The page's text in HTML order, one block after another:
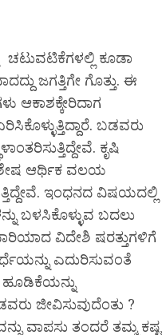
ಚಟುವಟಿಕೆಗಳಲ್ಲಿ ಕೂಡಾ
ಜಗತ್ತಿಗೇ ಗೊತ್ತು. ಈ
ಆಕಾಶಕ್ಕೇರಿದಾಗ
ಬಡವರು
ಕೃಷಿ
ಆರ್ಥಿಕ ವಲಯ
ಇಂಧನದ ವಿಷಯದಲ್ಲಿ
ಬಳಸಿಕೊಳ್ಳುವ ಬದಲು
ವಿದೇಶಿ ಷರತ್ತುಗಳಿಗೆ
ಎದುರಿಸುವಂತೆ
ಹೂಡಿಕೆಯನ್ನು
ಜೀವಿಸುವುದೆಂತು ?
ವಾಪಸು ತಂದರೆ ತಮ್ಮ ಕಷ್ಟ